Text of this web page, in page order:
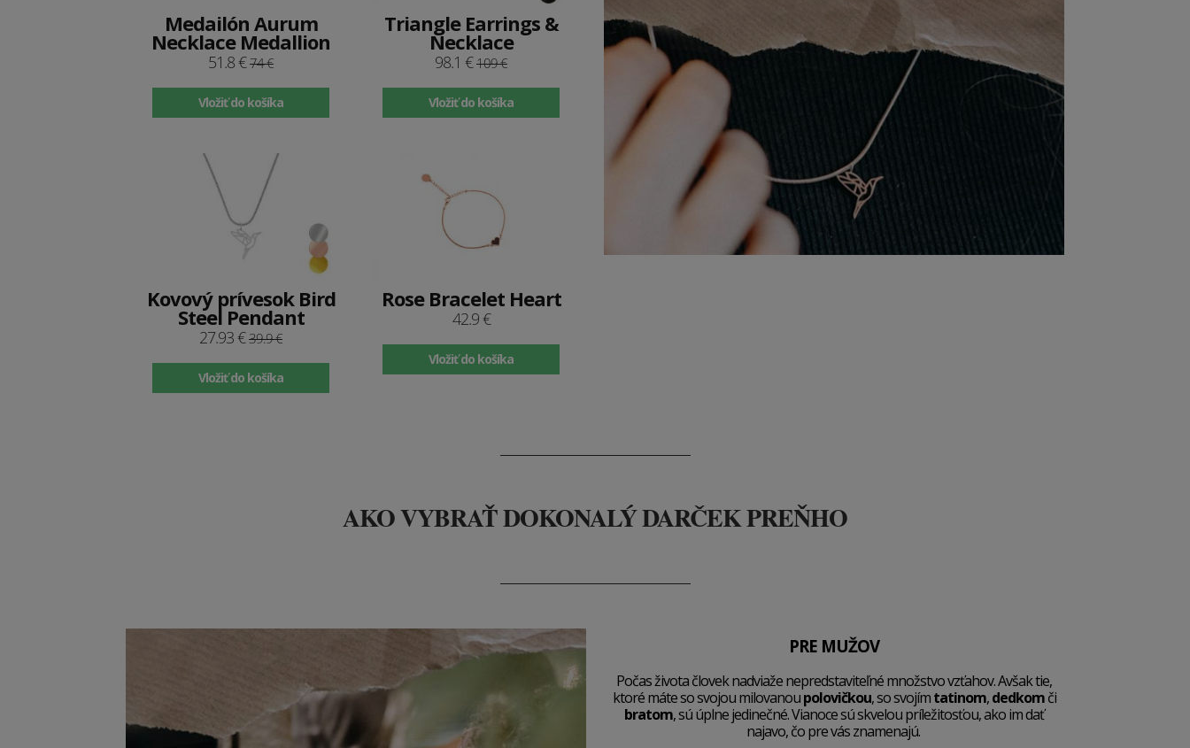
Medailón Aurum
Necklace Medallion
51.8 €74 €
Vložiť do košíka
Triangle Earrings &
Necklace
98.1 €109 €
Vložiť do košíka
Kovový prívesok Bird
Steel Pendant
27.93 €39.9 €
Vložiť do košíka
Rose Bracelet Heart
42.9 €
Vložiť do košíka
AKO VYBRAŤ DOKONALÝ DARČEK PREŇHO
PRE MUŽOV
Počas života človek nadviaže nepredstaviteľné množstvo vzťahov. Avšak tie,
ktoré máte so svojou milovanoupolovičkou, so svojímtatinom,dedkomči
bratom, sú úplne jedinečné. Vianoce sú skvelou príležitosťou, ako im dať
najavo, čo pre vás znamenajú.